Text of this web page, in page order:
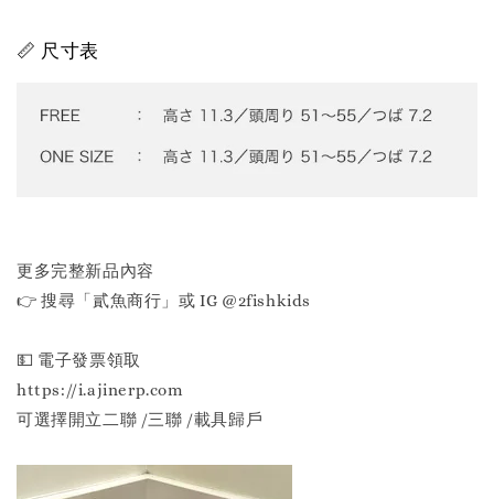
📏 尺寸表
更多完整新品內容
👉 搜尋「貳魚商行」或 IG @2fishkids
💵 電子發票領取
https://i.ajinerp.com
可選擇開立二聯 /三聯 /載具歸戶